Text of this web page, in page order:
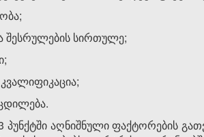
შესრულების სირთულე;
3 პუნქტში აღნიშნული ფაქტორების